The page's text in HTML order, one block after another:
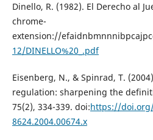
Dinello, R. (1982). El Derecho al
chrome-
extension://
12/DINELLO%20_.pdf
Eisenberg, N., & Spinrad, T.
regulation: sharpening the
75(2), 334-339. doi:https://
8624.2004.00674.x